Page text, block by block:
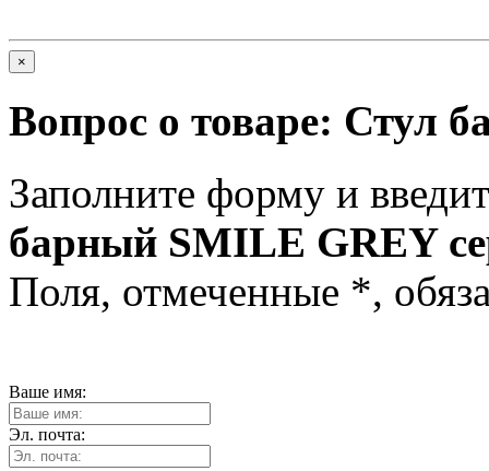
×
Вопрос о товаре: Стул
Заполните форму и
барный SMILE GREY
Поля, отмеченные *,
Ваше имя:
Эл. почта: